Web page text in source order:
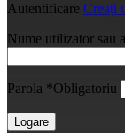
Autentificare Creați
Nume utilizator sau
Parola *Obligatoriu
Logare